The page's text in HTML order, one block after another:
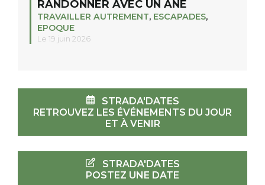
RANDONNER AVEC UN ÂNE
TRAVAILLER AUTREMENT, ESCAPADES,
EPOQUE
Le 19 juin 2026
STRADA'DATES
RETROUVEZ LES ÉVÉNEMENTS DU JOUR
ET À VENIR
STRADA'DATES
POSTEZ UNE DATE